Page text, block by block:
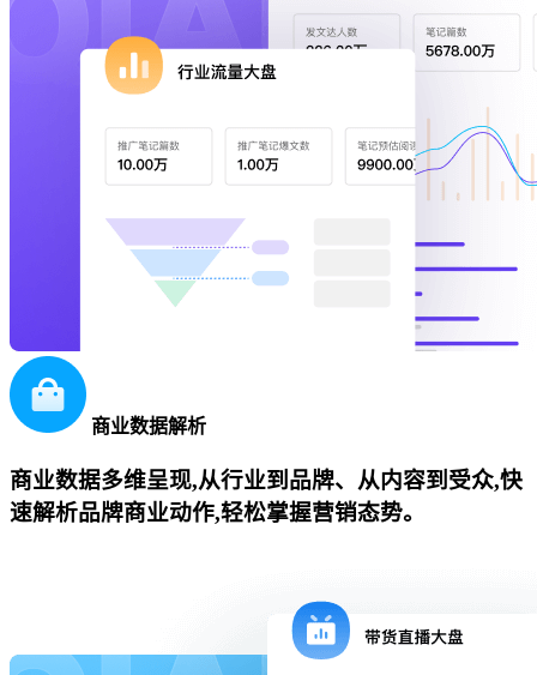
商业数据解析
商业数据多维呈现,从行业到品牌、从内容到受众,快
速解析品牌商业动作,轻松掌握营销态势。